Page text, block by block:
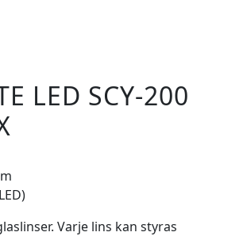
LED SCY-200
Varje lins kan styras